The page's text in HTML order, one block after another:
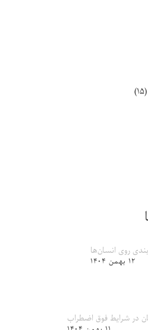
(۱۵)
روی انسان‌ها
۱۲ بهمن ۱۴۰۴
در شرایط فوق اضطراب